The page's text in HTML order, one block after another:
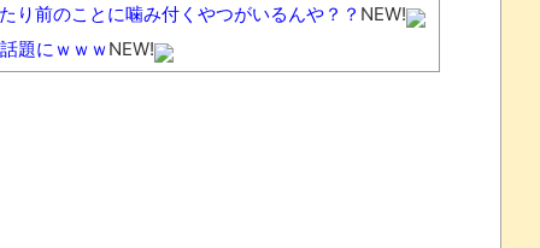
り前のことに噛み付くやつがいるんや？？ NEW!
題にｗｗｗNEW!
ール国籍の男逮捕
新ワード！